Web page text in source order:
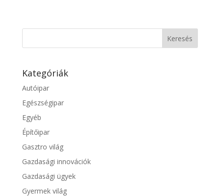
Kategóriák
Autóipar
Egészségipar
Egyéb
Építőipar
Gasztro világ
Gazdasági innovációk
Gazdasági ügyek
Gyermek világ